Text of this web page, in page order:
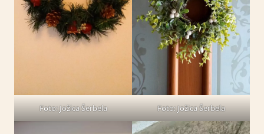
Foto: Jožica Šerbela Foto: Jožica Šerbela